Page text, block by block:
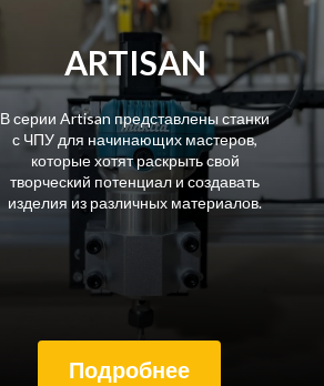
ARTISAN
В серии Artisan представлены станки
с ЧПУ для начинающих мастеров,
которые хотят раскрыть свой
творческий потенциал и создавать
изделия из различных материалов.
Подробнее